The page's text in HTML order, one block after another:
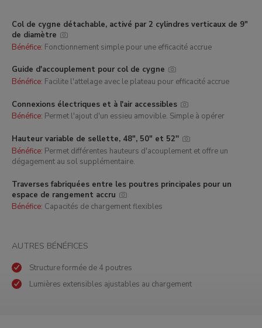
Col de cygne détachable, activé par 2 cylindres verticaux de 9"
de diamètre
Bénéfice: Fonctionnement simple pour une efficacité accrue
Guide d'accouplement pour col de cygne
Bénéfice: Facilite l'attelage avec le plateau pour efficacité accrue
Connexions électriques et à l'air accessibles
Bénéfice: Permet l'ajout d'un essieu amovible. Simple à opérer
Hauteur variable de sellette, 48", 50" et 52''
Bénéfice: Permet différentes hauteurs d'acouplement et offre un
dégagement au sol supplémentaire.
Traverses fabriquées entre les poutres principales pour un
espace de rangement accru
Bénéfice: Capacités de chargement flexibles
AUTRES BÉNÉFICES
Structure formée de 4 poutres
Lumières extensibles ajustables au chargement